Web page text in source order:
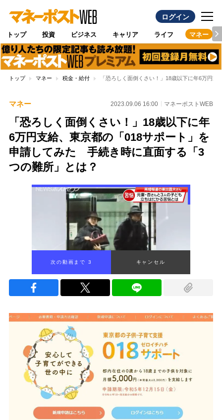
ログイン
トップ 投資 ビジネス キャリア ライフ マネー
トップ マネー 税金・給付 「恐ろしく面倒くさい！」18歳以下に年6万円
マネー 2023.09.06 16:00 マネーポストWEB
「恐ろしく面倒くさい！」18歳以下に年
6万円支給、東京都の「018サポート」を
申請してみた 手続き時に直面する「3
つの難所」とは？
次の動画まで 1 キャンセル